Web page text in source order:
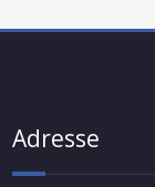
Adresse